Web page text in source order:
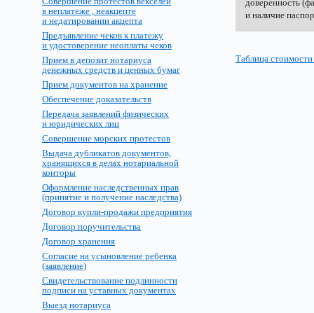
в неплатеже , неакцепте
и недатировании акцепта
Предъявление чеков к платежу
и удостоверение неоплаты чеков
Прием в депозит нотариуса
денежных средств и ценных бумаг
Прием документов на хранение
Обеспечение доказательств
Передача заявлений физических
и юридических лиц
Совершение морских протестов
Выдача дубликатов документов,
хранящихся в делах нотариальной
конторы
Оформление наследственных прав
(принятие и получение наследства)
Договор купли-продажи предприятия
Договор поручительства
Договор хранения
Согласие на усыновление ребенка
(заявление)
Свидетельствование подлинности
подписи на уставных документах
Выезд нотариуса
доверенность
и наличие
Таблица